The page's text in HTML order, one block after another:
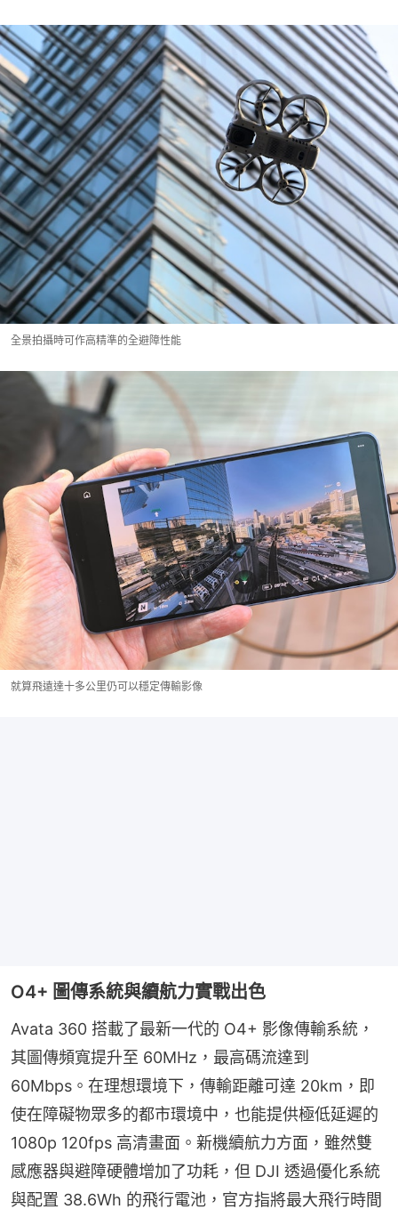
全景拍攝時可作高精準的全避障性能
就算飛遠達十多公里仍可以穩定傳輸影像
O4+ 圖傳系統與續航力實戰出色
Avata 360 搭載了最新一代的 O4+ 影像傳輸系統，
其圖傳頻寬提升至 60MHz，最高碼流達到
60Mbps。在理想環境下，傳輸距離可達 20km，即
使在障礙物眾多的都市環境中，也能提供極低延遲的
1080p 120fps 高清畫面。新機續航力方面，雖然雙
感應器與避障硬體增加了功耗，但 DJI 透過優化系統
與配置 38.6Wh 的飛行電池，官方指將最大飛行時間